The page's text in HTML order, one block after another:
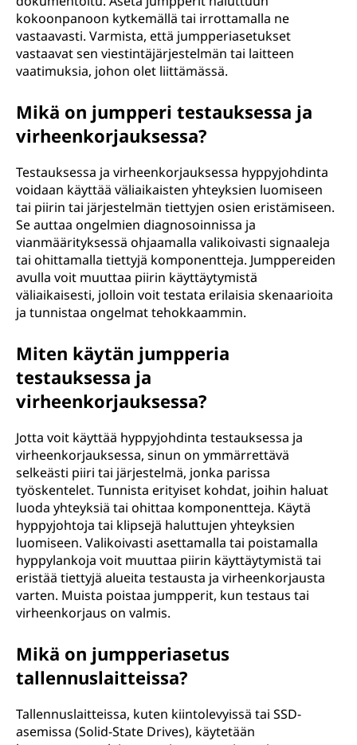
kokoonpanoon kytkemällä tai irrottamalla ne
vastaavasti. Varmista, että jumpperiasetukset
vastaavat sen viestintäjärjestelmän tai laitteen
vaatimuksia, johon olet liittämässä.
Mikä on jumpperi testauksessa ja
virheenkorjauksessa?
Testauksessa ja virheenkorjauksessa hyppyjohdinta
voidaan käyttää väliaikaisten yhteyksien luomiseen
tai piirin tai järjestelmän tiettyjen osien eristämiseen.
Se auttaa ongelmien diagnosoinnissa ja
vianmäärityksessä ohjaamalla valikoivasti signaaleja
tai ohittamalla tiettyjä komponentteja. Jumppereiden
avulla voit muuttaa piirin käyttäytymistä
väliaikaisesti, jolloin voit testata erilaisia skenaarioita
ja tunnistaa ongelmat tehokkaammin.
Miten käytän jumpperia
testauksessa ja
virheenkorjauksessa?
Jotta voit käyttää hyppyjohdinta testauksessa ja
virheenkorjauksessa, sinun on ymmärrettävä
selkeästi piiri tai järjestelmä, jonka parissa
työskentelet. Tunnista erityiset kohdat, joihin haluat
luoda yhteyksiä tai ohittaa komponentteja. Käytä
hyppyjohtoja tai klipsejä haluttujen yhteyksien
luomiseen. Valikoivasti asettamalla tai poistamalla
hyppylankoja voit muuttaa piirin käyttäytymistä tai
eristää tiettyjä alueita testausta ja virheenkorjausta
varten. Muista poistaa jumpperit, kun testaus tai
virheenkorjaus on valmis.
Mikä on jumpperiasetus
tallennuslaitteissa?
Tallennuslaitteissa, kuten kiintolevyissä tai SSD-
asemissa (Solid-State Drives), käytetään